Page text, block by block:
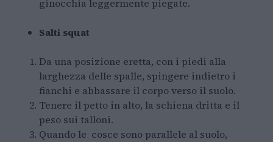
ginocchia leggermente piegate.
Salti squat
Da una posizione eretta, con i piedi alla
larghezza delle spalle, spingere indietro i
fianchi e abbassare il corpo verso il suolo.
Tenere il petto in alto, la schiena dritta e il
peso sui talloni.
Quando le cosce sono parallele al suolo,